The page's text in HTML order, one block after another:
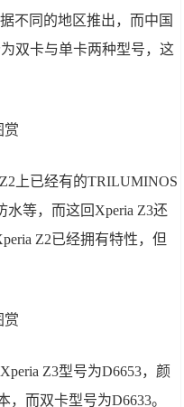
不同的地区推出，而中国
双卡与单卡两种型号，这
上已经有的TRILUMINOS
水等，而这回Xperia Z3还
Z2已经拥有特性，但
Z3型号为D6653，颜
，而双卡型号为D6633。